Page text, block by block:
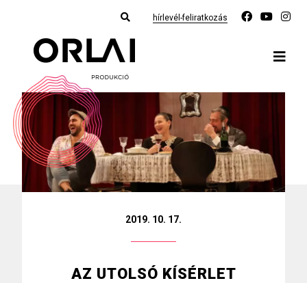
hírlevél-feliratkozás
2019. 10. 17.
AZ UTOLSÓ KÍSÉRLET